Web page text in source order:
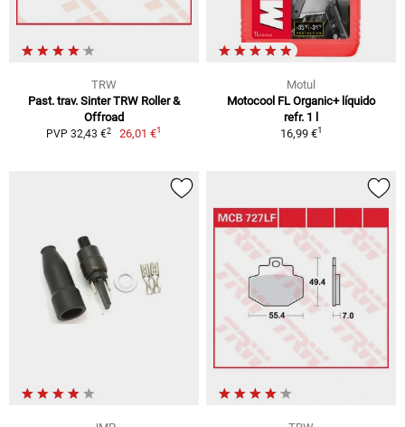
TRW
Past. trav. Sinter TRW Roller &
Offroad
PVP 32,43 €2 26,01 €1
Motul
Motocool FL Organic+ líquido
refr. 1 l
16,99 €1